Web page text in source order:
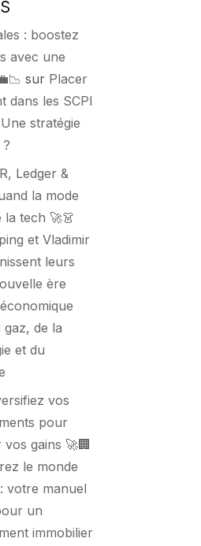
: boostez
avec une
sur Placer
dans les SCPI
stratégie
Ledger &
la mode
tech 🚀👗
et Vladimir
leurs
ère
de la
et du
vos
pour
vos gains 🚀🏢
le monde
votre manuel
un
immobilier